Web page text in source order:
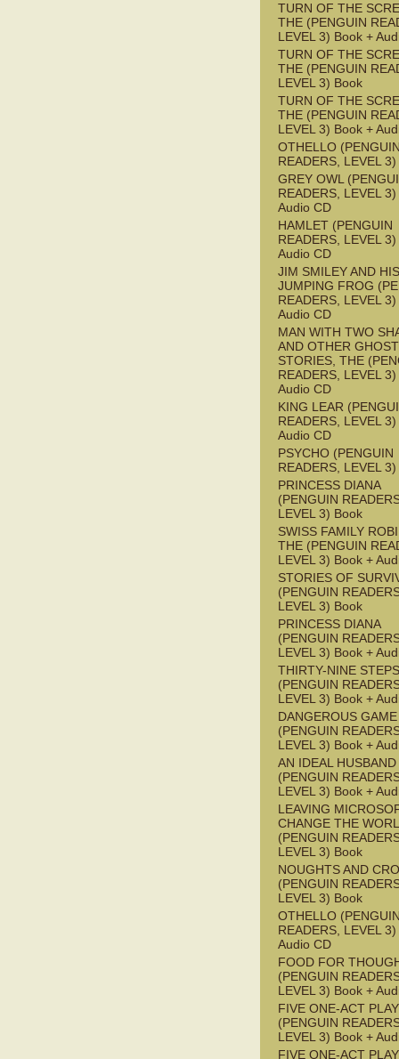
TURN OF THE
THE (PENGUIN
LEVEL 3) Book +
TURN OF THE
THE (PENGUIN
LEVEL 3) Book
TURN OF THE
THE (PENGUIN
LEVEL 3) Book +
OTHELLO
READERS, LEVEL
GREY OWL
READERS, LEVEL
Audio CD
HAMLET (PENGUIN
READERS, LEVEL
Audio CD
JIM SMILEY AND HIS
JUMPING FROG
READERS, LEVEL
Audio CD
MAN WITH TWO
AND OTHER GHOST
STORIES, THE
READERS, LEVEL
Audio CD
KING LEAR
READERS, LEVEL
Audio CD
PSYCHO (PENGUIN
READERS, LEVEL
PRINCESS DIANA
(PENGUIN
LEVEL 3) Book
SWISS FAMILY
THE (PENGUIN
LEVEL 3) Book +
STORIES OF
(PENGUIN
LEVEL 3) Book
PRINCESS DIANA
(PENGUIN
LEVEL 3) Book +
THIRTY-NINE
(PENGUIN
LEVEL 3) Book +
DANGEROUS GAME
(PENGUIN
LEVEL 3) Book +
AN IDEAL HUSBAND
(PENGUIN
LEVEL 3) Book +
LEAVING
CHANGE THE
(PENGUIN
LEVEL 3) Book
NOUGHTS AND
(PENGUIN
LEVEL 3) Book
OTHELLO
READERS, LEVEL
Audio CD
FOOD FOR
(PENGUIN
LEVEL 3) Book +
FIVE ONE-ACT
(PENGUIN
LEVEL 3) Book +
FIVE ONE-ACT